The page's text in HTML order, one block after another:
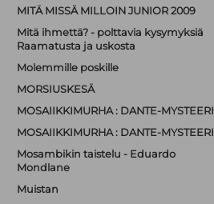
MITÄ MISSÄ MILLOIN JUNIOR 2009
Mitä ihmettä? - polttavia kysymyksiä
Raamatusta ja uskosta
Molemmille poskille
MORSIUSKESÄ
MOSAIIKKIMURHA : DANTE-MYSTEERI
MOSAIIKKIMURHA : DANTE-MYSTEERI
Mosambikin taistelu - Eduardo
Mondlane
Muistan